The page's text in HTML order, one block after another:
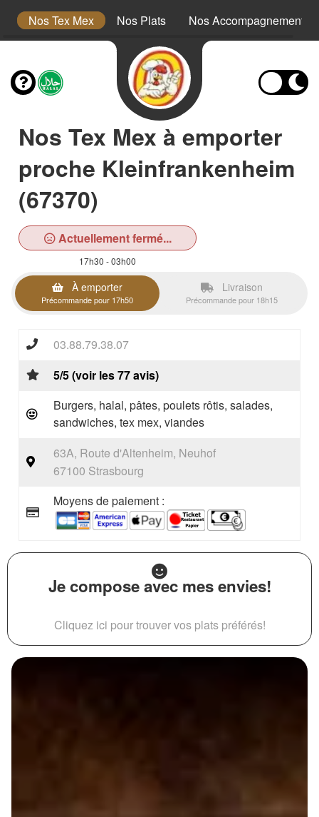
Nos Tex Mex Nos Plats Nos Accompagnements
Nos Tex Mex à emporter
proche Kleinfrankenheim
(67370)
Actuellement fermé...
17h30 - 03h00
À emporter
Précommande pour 17h50
Livraison
Précommande pour 18h15
03.88.79.38.07
5/5 (voir les 77 avis)
Burgers, halal, pâtes, poulets rôtis, salades,
sandwiches, tex mex, viandes
63A, Route d'Altenheim, Neuhof
67100 Strasbourg
Moyens de paiement :
Je compose avec mes envies!
Cliquez ici pour trouver vos plats préférés!